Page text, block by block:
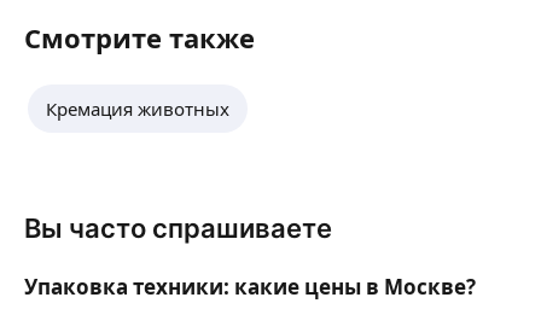
Смотрите также
Кремация животных
Вы часто спрашиваете
Упаковка техники: какие цены в Москве?